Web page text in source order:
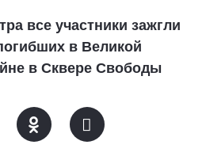
все участники зажгли
в Великой
в Сквере Свободы